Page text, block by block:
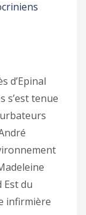
d’Epinal
s’est tenue
du
infirmière